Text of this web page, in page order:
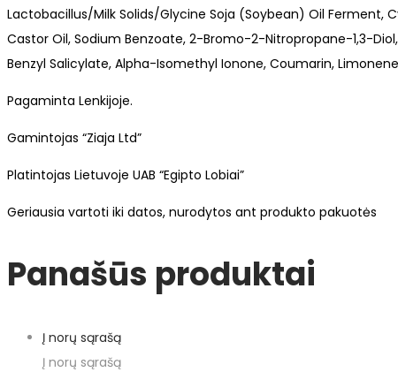
Lactobacillus/Milk Solids/Glycine Soja (Soybean) Oil Ferment,
Castor Oil, Sodium Benzoate, 2-Bromo-2-Nitropropane-1,3-
Benzyl Salicylate, Alpha-Isomethyl Ionone, Coumarin,
Pagaminta Lenkijoje.
Gamintojas “Ziaja Ltd”
Platintojas Lietuvoje UAB “Egipto Lobiai”
Geriausia vartoti iki datos, nurodytos ant produkto pakuotės
Panašūs produktai
Į norų sąrašą
Į norų sąrašą